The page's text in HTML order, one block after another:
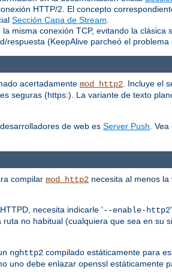
HTTP/2. El concepto
Sección Capa de Stream
misma conexión TCP, evitando la
(KeepAlive parcheó el
acertadamente mod_http2 . Incluye el
seguras (https:). La variante de texto
de web es Server Push .
compilar mod_http2 necesita al menos
necesita indicarle '--enable-http2
ruta no habitual (cualquiera que sea en su
nghttp2 compilado estáticamente para
uno debe enlazar openssl estáticamente